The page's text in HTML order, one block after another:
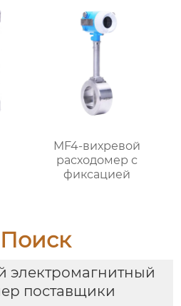
MF4-вихревой
расходомер с
фиксацией
Поиск
поставщики